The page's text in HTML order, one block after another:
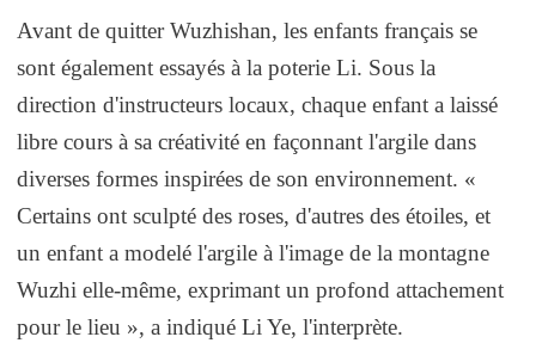
Avant de quitter Wuzhishan, les enfants français se
sont également essayés à la poterie Li. Sous la
direction d'instructeurs locaux, chaque enfant a laissé
libre cours à sa créativité en façonnant l'argile dans
diverses formes inspirées de son environnement. «
Certains ont sculpté des roses, d'autres des étoiles, et
un enfant a modelé l'argile à l'image de la montagne
Wuzhi elle-même, exprimant un profond attachement
pour le lieu », a indiqué Li Ye, l'interprète.